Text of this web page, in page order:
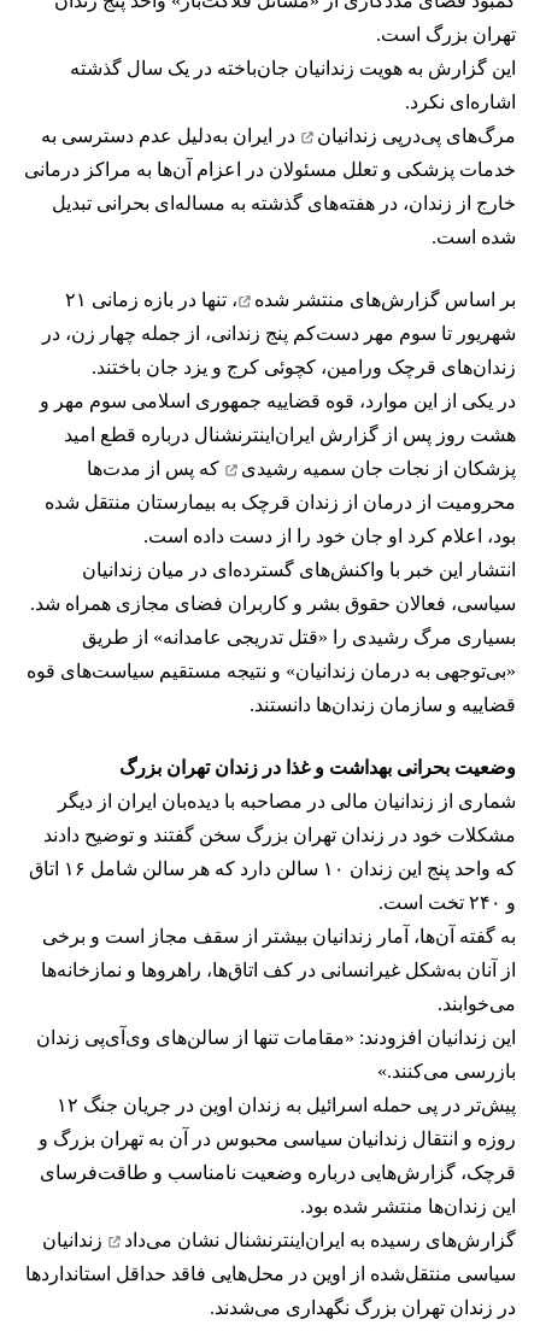
تهران بزرگ است.
این گزارش به هویت زندانیان جان‌باخته در یک سال گذشته
اشاره‌ای نکرد.
مرگ‌های پی‌درپی زندانیان
در ایران به‌دلیل عدم دسترسی به
خدمات پزشکی و تعلل مسئولان در اعزام آن‌ها به مراکز درمانی
خارج از زندان، در هفته‌های گذشته به مساله‌ای بحرانی تبدیل
شده است.
بر اساس گزارش‌های منتشر شده
، تنها در بازه زمانی ۲۱
شهریور تا سوم مهر دست‌کم پنج زندانی، از جمله چهار زن، در
زندان‌های قرچک ورامین، کچوئی کرج و یزد جان باختند.
در یکی از این موارد، قوه قضاییه جمهوری اسلامی سوم مهر و
هشت روز پس از گزارش ایران‌اینترنشنال درباره قطع امید
پزشکان از نجات جان سمیه رشیدی
که پس از مدت‌ها
محرومیت از درمان از زندان قرچک به بیمارستان منتقل شده
بود، اعلام کرد او جان خود را از دست داده است.
انتشار این خبر با واکنش‌های گسترده‌ای در میان زندانیان
سیاسی، فعالان حقوق بشر و کاربران فضای مجازی همراه شد.
بسیاری مرگ رشیدی را «قتل تدریجی عامدانه» از طریق
«بی‌توجهی به درمان زندانیان» و نتیجه مستقیم سیاست‌های قوه
قضاییه و سازمان زندان‌ها دانستند.
وضعیت بحرانی بهداشت و غذا در زندان تهران بزرگ
شماری از زندانیان مالی در مصاحبه با دیده‌بان ایران از دیگر
مشکلات خود در زندان تهران بزرگ سخن گفتند و توضیح دادند
که واحد پنج این زندان ۱۰ سالن دارد که هر سالن شامل ۱۶ اتاق
و ۲۴۰ تخت است.
به گفته آن‌ها، آمار زندانیان بیشتر از سقف مجاز است و برخی
از آنان به‌شکل غیرانسانی در کف اتاق‌ها، راهروها و نمازخانه‌ها
می‌خوابند.
این زندانیان افزودند: «مقامات تنها از سالن‌های وی‌آی‌پی زندان
بازرسی می‌کنند.»
پیش‌تر در پی حمله اسرائیل به زندان اوین در جریان جنگ ۱۲
روزه و انتقال زندانیان سیاسی محبوس در آن به تهران بزرگ و
قرچک، گزارش‌هایی درباره وضعیت نامناسب و طاقت‌فرسای
این زندان‌ها منتشر شده بود.
گزارش‌های رسیده به ایران‌اینترنشنال نشان می‌داد
زندانیان
سیاسی منتقل‌شده از اوین در محل‌هایی فاقد حداقل استانداردها
در زندان تهران بزرگ نگهداری می‌شدند.